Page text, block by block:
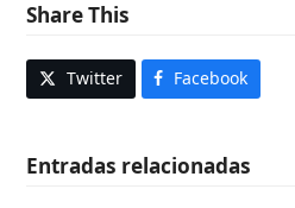
Share This
Twitter Facebook
Entradas relacionadas